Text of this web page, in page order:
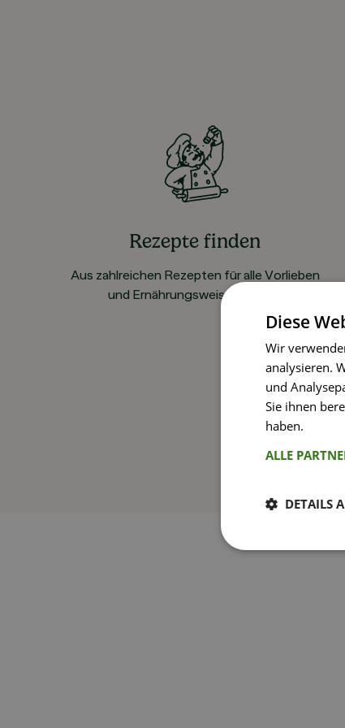
Rezepte finden
Aus zahlreichen Rezepten für alle Vorlieben
und Ernährungsweisen wählen
Diese
Wir
analysieren.
und
Sie ihnen
haben.
ALLE
DETAILS